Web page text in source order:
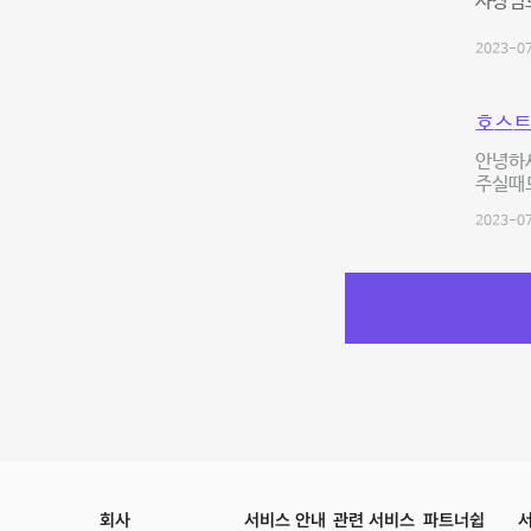
2023-
호스
안녕하
주실때
2023-
회사 서비스 안내 관련 서비스 파트너쉽